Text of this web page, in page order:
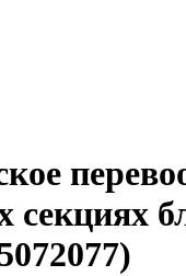
секциях